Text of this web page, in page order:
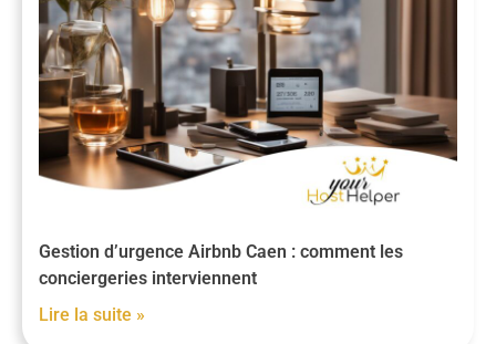
Gestion d’urgence Airbnb Caen : comment les
conciergeries interviennent
Lire la suite »